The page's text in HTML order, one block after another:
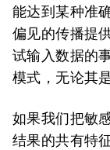
能达到某种准
偏见的传播提
试输入数据的
模式，无论其
如果我们把敏
结果的共有特